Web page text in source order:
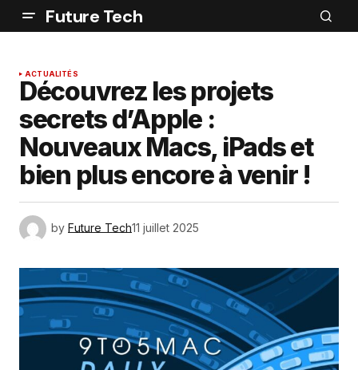
Future Tech
ACTUALITÉS
Découvrez les projets
secrets d’Apple :
Nouveaux Macs, iPads et
bien plus encore à venir !
by Future Tech11 juillet 2025